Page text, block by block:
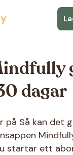
dagar
på Så kan det
startar ett